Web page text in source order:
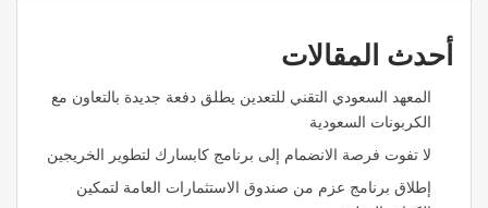
أحدث المقالات
المعهد السعودي التقني للتعدين يطلق دفعة جديدة بالتعاون مع
الكربونات السعودية
لا تفوت فرصة الانضمام إلى برنامج كابسارك لتطوير الخريجين
إطلاق برنامج عزم من صندوق الاستثمارات العامة لتمكين